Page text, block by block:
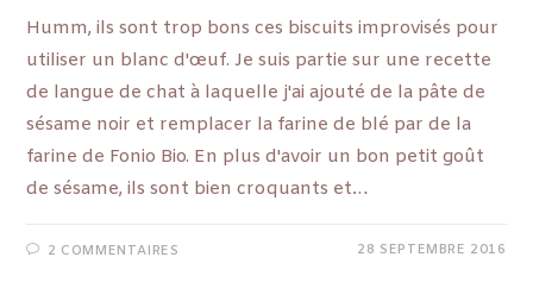
Humm, ils sont trop bons ces biscuits improvisés pour
utiliser un blanc d'œuf. Je suis partie sur une recette
de langue de chat à laquelle j'ai ajouté de la pâte de
sésame noir et remplacer la farine de blé par de la
farine de Fonio Bio. En plus d'avoir un bon petit goût
de sésame, ils sont bien croquants et…
2 COMMENTAIRES 28 SEPTEMBRE 2016